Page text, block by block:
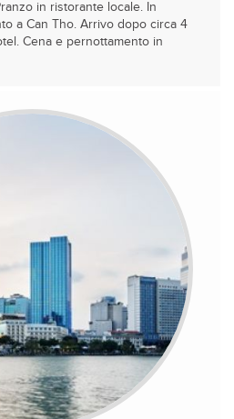
in ristorante locale. In
a Can Tho. Arrivo dopo circa 4
Cena e pernottamento in